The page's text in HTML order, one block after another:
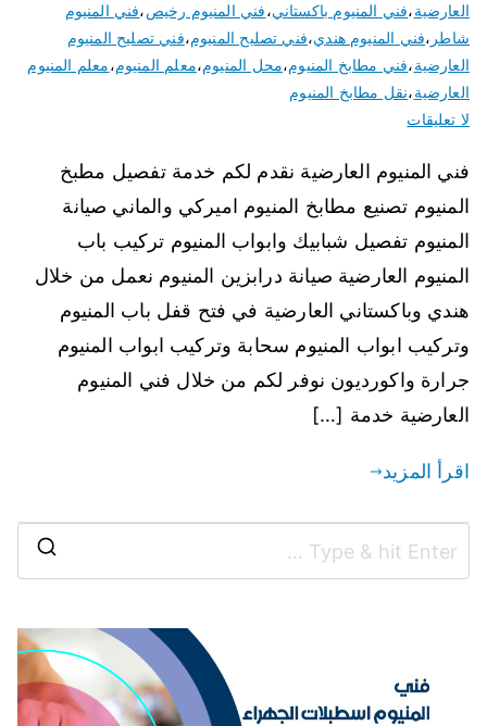
العارضية،فني المنيوم باكستاني،فني المنيوم رخيص،فني المنيوم
شاطر ،فني المنيوم هندي،فني تصليح المنيوم،فني تصليح المنيوم
العارضية،فني مطابخ المنيوم،محل المنيوم،معلم المنيوم،معلم المنيوم
العارضية،نقل مطابخ المنيوم
لا تعليقات
فني المنيوم العارضية نقدم لكم خدمة تفصيل مطبخ
المنيوم تصنيع مطابخ المنيوم اميركي والماني صيانة
المنيوم تفصيل شبابيك وابواب المنيوم تركيب باب
المنيوم العارضية صيانة درابزين المنيوم نعمل من خلال
هندي وباكستاني العارضية في فتح قفل باب المنيوم
وتركيب ابواب المنيوم سحابة وتركيب ابواب المنيوم
جرارة واكورديون نوفر لكم من خلال فني المنيوم
العارضية خدمة […]
اقرأ المزيد